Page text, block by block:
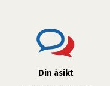
Din åsikt